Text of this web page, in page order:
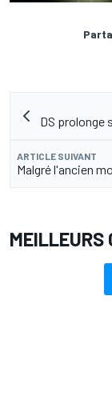
DS prolonge
ARTICLE SUIVANT
Malgré l'ancien
MEILLEURS